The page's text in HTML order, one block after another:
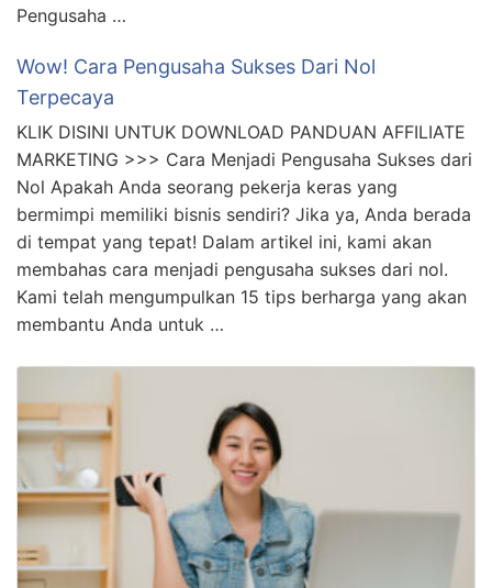
berbagi dengan Anda tentang cara menjadi pengusaha
menjadi pengusaha adalah pilihan yang banyak orang
impikan. Namun, jangan khawatir! Kami di sini untuk
memberikan panduan kepada Anda tentang
bagaimana mencapai tujuan tersebut. Cara Jadi
Pengusaha …
Wow! Cara Pengusaha Sukses Dari Nol
Terpecaya
KLIK DISINI UNTUK DOWNLOAD PANDUAN AFFILIATE
MARKETING >>> Cara Menjadi Pengusaha Sukses dari
bermimpi memiliki bisnis sendiri? Jika ya, Anda berada
di tempat yang tepat! Dalam artikel ini, kami akan
membahas cara menjadi pengusaha sukses dari nol.
Kami telah mengumpulkan 15 tips berharga yang akan
membantu Anda untuk …